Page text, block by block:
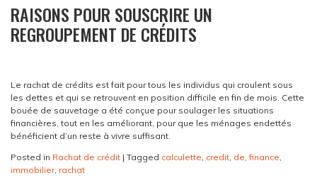
RAISONS POUR SOUSCRIRE UN
REGROUPEMENT DE CRÉDITS
Le rachat de crédits est fait pour tous les individus qui croulent sous
les dettes et qui se retrouvent en position difficile en fin de mois. Cette
bouée de sauvetage a été conçue pour soulager les situations
financières, tout en les améliorant, pour que les ménages endettés
bénéficient d’un reste à vivre suffisant.
Posted in Rachat de crédit | Tagged calculette credit de ,finance
immobilier, rachat